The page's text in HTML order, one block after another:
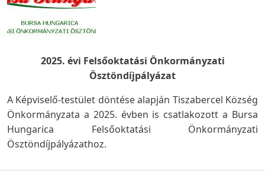
2025. évi Felsőoktatási Önkormányzati
Ösztöndíjpályázat
A Képviselő-testület döntése alapján Tiszabercel Község
Önkormányzata a 2025. évben is csatlakozott a Bursa
Hungarica Felsőoktatási Önkormányzati
Ösztöndíjpályázathoz.